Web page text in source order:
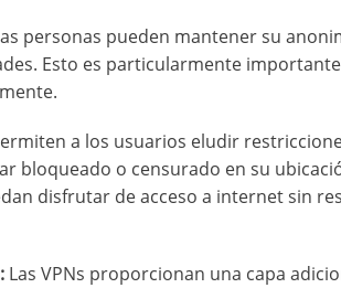
personas pueden mantener su
Esto es particularmente
a los usuarios eludir
bloqueado o censurado en su
disfrutar de acceso a internet sin
Las VPNs proporcionan una capa